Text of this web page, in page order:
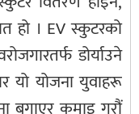
हो । EV स्कुटरको
डोर्याउने
यो योजना युवाहरू